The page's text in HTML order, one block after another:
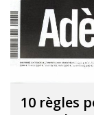
10 règles